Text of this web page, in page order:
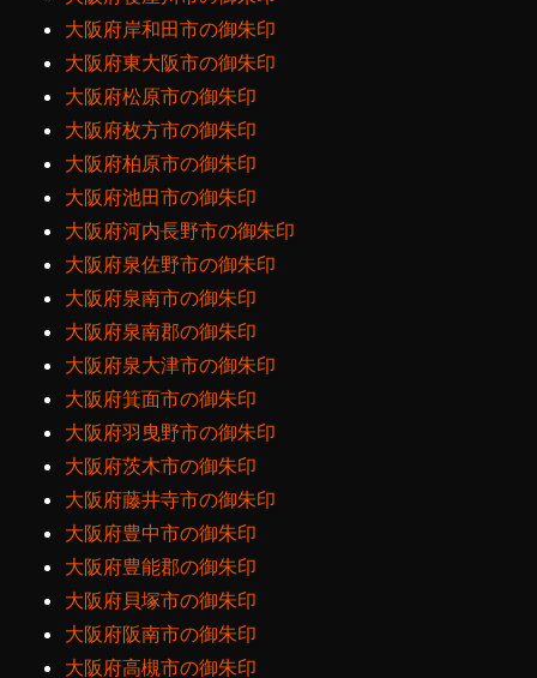
大阪府岸和田市の御朱印
大阪府東大阪市の御朱印
大阪府松原市の御朱印
大阪府枚方市の御朱印
大阪府柏原市の御朱印
大阪府池田市の御朱印
大阪府河内長野市の御朱印
大阪府泉佐野市の御朱印
大阪府泉南市の御朱印
大阪府泉南郡の御朱印
大阪府泉大津市の御朱印
大阪府箕面市の御朱印
大阪府羽曳野市の御朱印
大阪府茨木市の御朱印
大阪府藤井寺市の御朱印
大阪府豊中市の御朱印
大阪府豊能郡の御朱印
大阪府貝塚市の御朱印
大阪府阪南市の御朱印
大阪府高槻市の御朱印